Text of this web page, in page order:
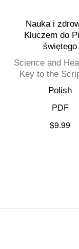
Nauka i
Kluczem do
świętego
Science and
Key to the
Polish
PDF
$9.99